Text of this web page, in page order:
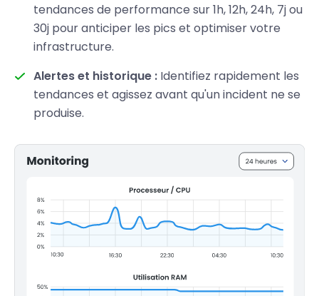
tendances de performance sur 1h, 12h, 24h, 7j ou
30j pour anticiper les pics et optimiser votre
infrastructure.
Alertes et historique : Identifiez rapidement les
tendances et agissez avant qu'un incident ne se
produise.